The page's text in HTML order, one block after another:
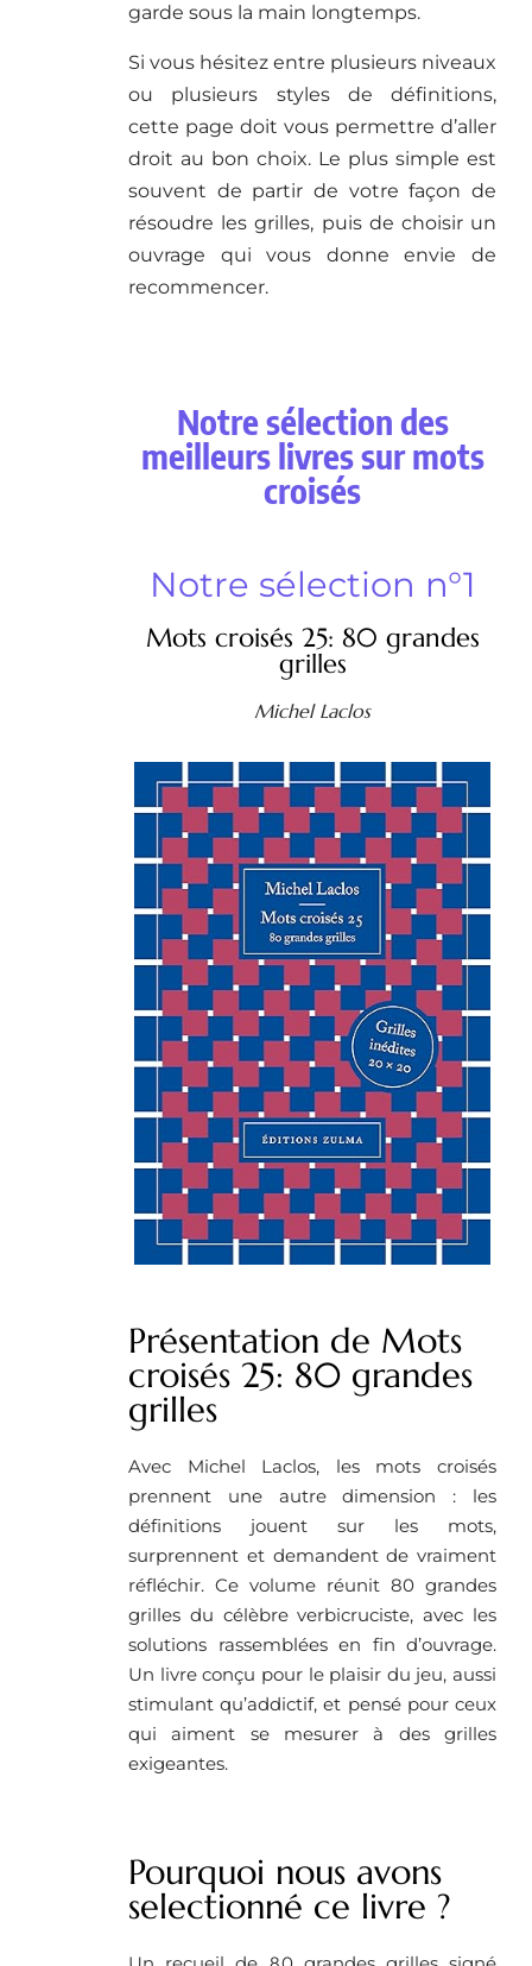
garde sous la main longtemps.
Si vous hésitez entre plusieurs niveaux
ou plusieurs styles de définitions,
cette page doit vous permettre d’aller
droit au bon choix. Le plus simple est
souvent de partir de votre façon de
résoudre les grilles, puis de choisir un
ouvrage qui vous donne envie de
recommencer.
Notre sélection des
meilleurs livres sur mots
croisés
Notre sélection n°1
Mots croisés 25: 80 grandes
grilles
Michel Laclos
Présentation de Mots
croisés 25: 80 grandes
grilles
Avec Michel Laclos, les mots croisés
prennent une autre dimension : les
définitions jouent sur les mots,
surprennent et demandent de vraiment
réfléchir. Ce volume réunit 80 grandes
grilles du célèbre verbicruciste, avec les
solutions rassemblées en fin d’ouvrage.
Un livre conçu pour le plaisir du jeu, aussi
stimulant qu’addictif, et pensé pour ceux
qui aiment se mesurer à des grilles
exigeantes.
Pourquoi nous avons
selectionné ce livre ?